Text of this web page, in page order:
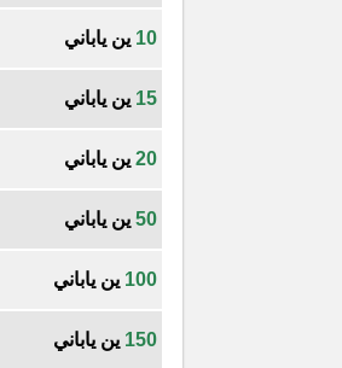
10 ين ياباني
15 ين ياباني
20 ين ياباني
50 ين ياباني
100 ين ياباني
150 ين ياباني